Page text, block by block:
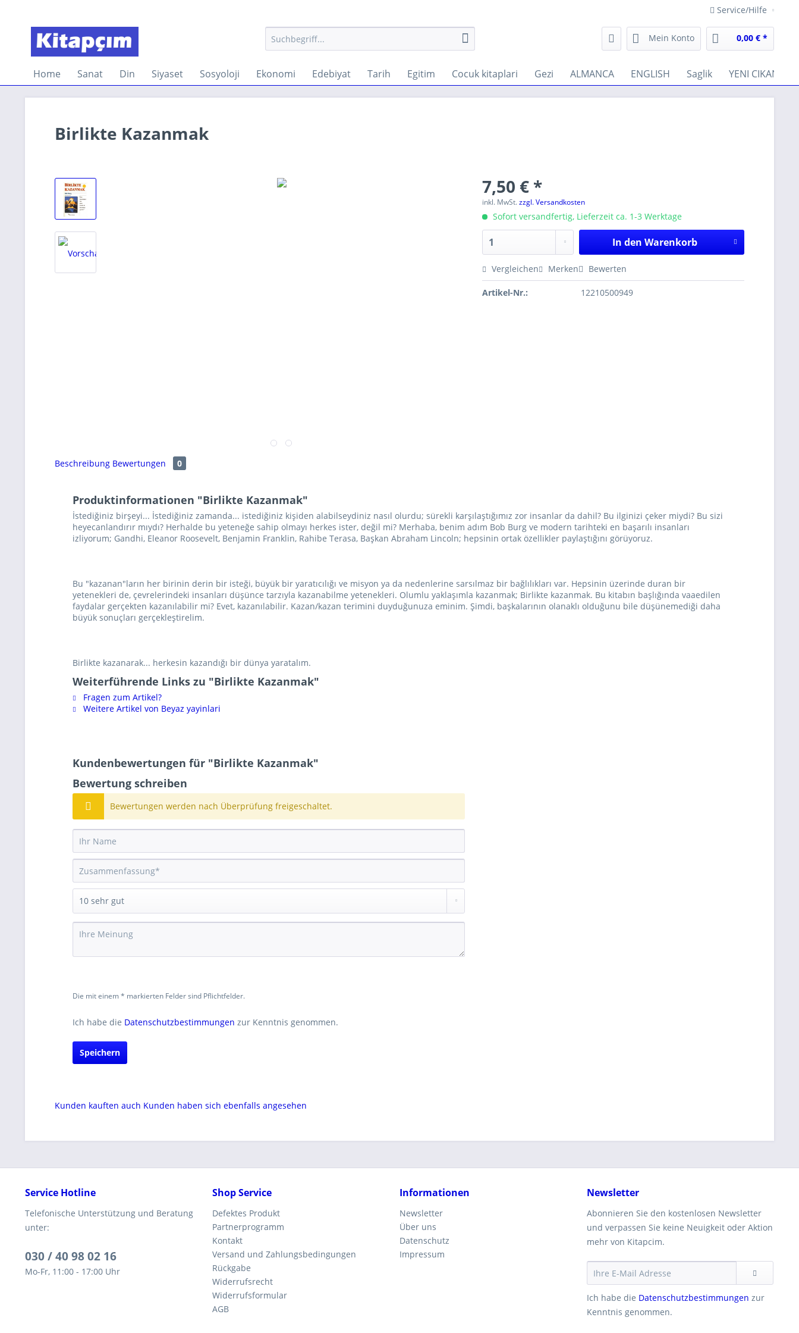
Service/Hilfe
Mein Konto 0,00 € *
Home Sanat Din Siyaset Sosyoloji Ekonomi Edebiyat Tarih Egitim Cocuk kitaplari Gezi ALMANCA ENGLISH Saglik YENI CIKANLAR
Birlikte Kazanmak
7,50 € *
inkl. MwSt.zzgl. Versandkosten
Sofort versandfertig, Lieferzeit ca. 1-3 Werktage
In den Warenkorb
Vergleichen Merken Bewerten
Artikel-Nr.: 12210500949
Beschreibung Bewertungen 0
Produktinformationen "Birlikte Kazanmak"
İstediğiniz birşeyi... İstediğiniz zamanda... istediğiniz kişiden alabilseydiniz nasıl olurdu; sürekli karşılaştığımız zor insanlar da dahil? Bu ilginizi çeker miydi? Bu sizi
heyecanlandırır mıydı? Herhalde bu yeteneğe sahip olmayı herkes ister, değil mi? Merhaba, benim adım Bob Burg ve modern tarihteki en başarılı insanları
izliyorum; Gandhi, Eleanor Roosevelt, Benjamin Franklin, Rahibe Terasa, Başkan Abraham Lincoln; hepsinin ortak özellikler paylaştığını görüyoruz.
Bu "kazanan"ların her birinin derin bir isteği, büyük bir yaratıcılığı ve misyon ya da nedenlerine sarsılmaz bir bağlılıkları var. Hepsinin üzerinde duran bir
yetenekleri de, çevrelerindeki insanları düşünce tarzıyla kazanabilme yetenekleri. Olumlu yaklaşımla kazanmak; Birlikte kazanmak. Bu kitabın başlığında vaaedilen
faydalar gerçekten kazanılabilir mi? Evet, kazanılabilir. Kazan/kazan terimini duyduğunuza eminim. Şimdi, başkalarının olanaklı olduğunu bile düşünemediği daha
büyük sonuçları gerçekleştirelim.
Birlikte kazanarak... herkesin kazandığı bir dünya yaratalım.
Weiterführende Links zu "Birlikte Kazanmak"
Fragen zum Artikel?
Weitere Artikel von Beyaz yayinlari
Kundenbewertungen für "Birlikte Kazanmak"
Bewertung schreiben
Bewertungen werden nach Überprüfung freigeschaltet.
Die mit einem * markierten Felder sind Pflichtfelder.
Ich habe die Datenschutzbestimmungen zur Kenntnis genommen.
Speichern
Kunden kauften auch Kunden haben sich ebenfalls angesehen
Service Hotline
Telefonische Unterstützung und Beratung
unter:
030 / 40 98 02 16
Mo-Fr, 11:00 - 17:00 Uhr
Shop Service
Defektes Produkt
Partnerprogramm
Kontakt
Versand und Zahlungsbedingungen
Rückgabe
Widerrufsrecht
Widerrufsformular
AGB
Informationen
Newsletter
Über uns
Datenschutz
Impressum
Newsletter
Abonnieren Sie den kostenlosen Newsletter
und verpassen Sie keine Neuigkeit oder Aktion
mehr von Kitapcim.
Ich habe die Datenschutzbestimmungen zur
Kenntnis genommen.